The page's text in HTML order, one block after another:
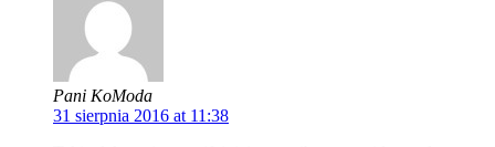
Pani KoModa
31 sierpnia 2016 at 11:38